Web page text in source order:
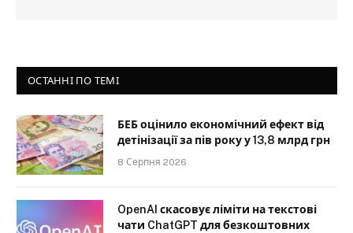
ОСТАННІ ПО ТЕМІ
БЕБ оцінило економічний ефект від
детінізації за пів року у 13,8 млрд грн
8 Серпня 2026
OpenAI скасовує ліміти на текстові
чати ChatGPT для безкоштовних